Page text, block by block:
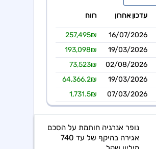
נופר אנרגיה חותמת על הסכם
אגירה בהיקף של עד 740